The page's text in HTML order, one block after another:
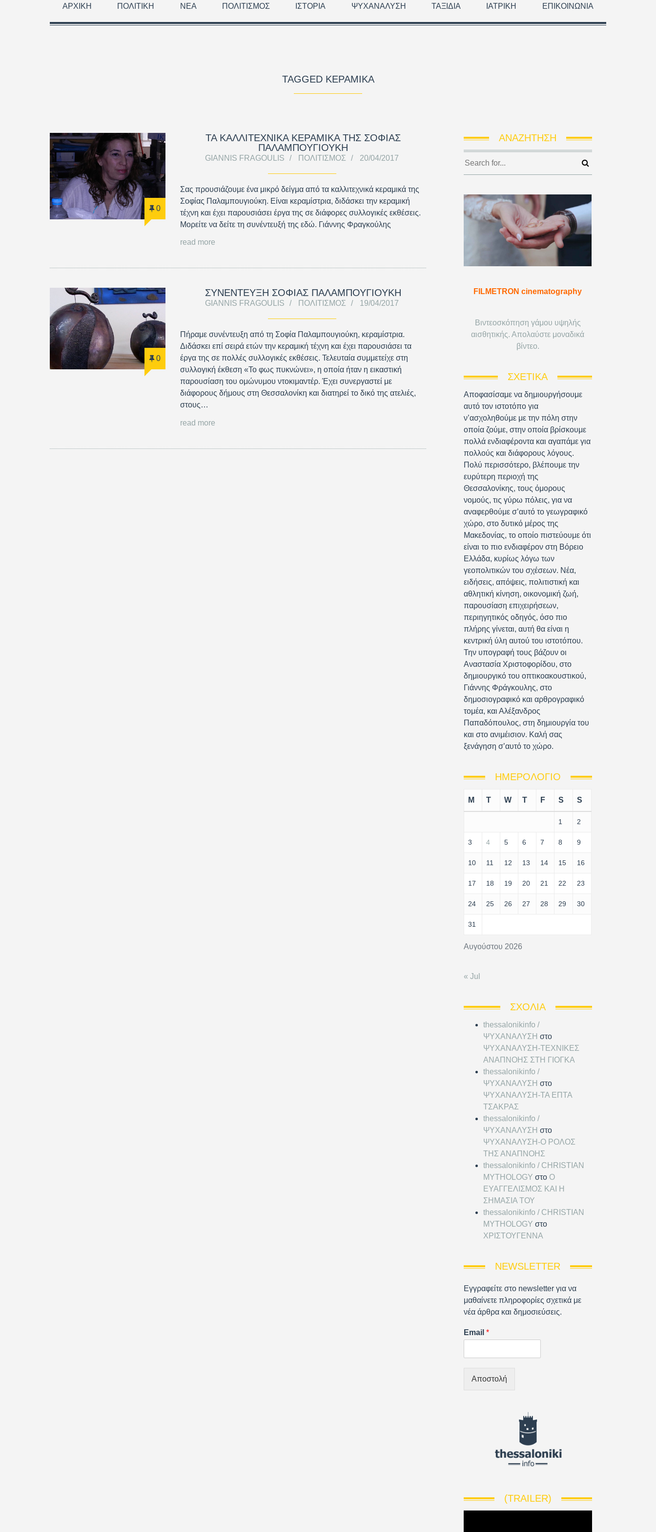
ΑΡΧΙΚΉ ΠΟΛΙΤΙΚΉ ΝΈΑ ΠΟΛΙΤΙΣΜΌΣ ΙΣΤΟΡΊΑ ΨΥΧΑΝΆΛΥΣΗ ΤΑΞΊΔΙΑ ΙΑΤΡΙΚΉ ΕΠΙΚΟΙΝΩΝΊΑ
TAGGED ΚΕΡΑΜΙΚΆ
0
ΤΑ ΚΑΛΛΙΤΕΧΝΙΚΑ ΚΕΡΑΜΙΚΑ ΤΗΣ ΣΟΦΙΑΣ
ΠΑΛΑΜΠΟΥΓΙΟΥΚΗ
GIANNIS FRAGOULIS ΠΟΛΙΤΙΣΜΌΣ 20/04/2017
Σας προυσιάζουμε ένα μικρό δείγμα από τα καλλιτεχνικά κεραμικά της
Σοφίας Παλαμπουγιούκη. Είναι κεραμίστρια, διδάσκει την κεραμική
τέχνη και έχει παρουσιάσει έργα της σε διάφορες συλλογικές εκθέσεις.
Μορείτε να δείτε τη συνέντευξή της εδώ. Γιάννης Φραγκούλης
read more
0
ΣΥΝΕΝΤΕΥΞΗ ΣΟΦΙΑΣ ΠΑΛΑΜΠΟΥΓΙΟΥΚΗ
GIANNIS FRAGOULIS ΠΟΛΙΤΙΣΜΌΣ 19/04/2017
Πήραμε συνέντευξη από τη Σοφία Παλαμπουγιούκη, κεραμίστρια.
Διδάσκει επί σειρά ετών την κεραμική τέχνη και έχει παρουσιάσει τα
έργα της σε πολλές συλλογικές εκθέσεις. Τελευταία συμμετείχε στη
συλλογική έκθεση «Το φως πυκνώνει», η οποία ήταν η εικαστική
παρουσίαση του ομώνυμου ντοκιμαντέρ. Έχει συνεργαστεί με
διάφορους δήμους στη Θεσσαλονίκη και διατηρεί το δικό της ατελιές,
στους…
read more
ΑΝΑΖΉΤΗΣΗ
FILMETRON cinematography
Βιντεοσκόπηση γάμου υψηλής
αισθητικής. Απολαύστε μοναδικά
βίντεο.
ΣΧΕΤΙΚΆ
Αποφασίσαμε να δημιουργήσουμε
αυτό τον ιστοτόπο για
ν’ασχοληθούμε με την πόλη στην
οποία ζούμε, στην οποία βρίσκουμε
πολλά ενδιαφέροντα και αγαπάμε για
πολλούς και διάφορους λόγους.
Πολύ περισσότερο, βλέπουμε την
ευρύτερη περιοχή της
Θεσσαλονίκης, τους όμορους
νομούς, τις γύρω πόλεις, για να
αναφερθούμε σ’αυτό το γεωγραφικό
χώρο, στο δυτικό μέρος της
Μακεδονίας, το οποίο πιστεύουμε ότι
είναι το πιο ενδιαφέρον στη Βόρειο
Ελλάδα, κυρίως λόγω των
γεοπολιτικών του σχέσεων. Νέα,
ειδήσεις, απόψεις, πολιτιστική και
αθλητική κίνηση, οικονομική ζωή,
παρουσίαση επιχειρήσεων,
περιηγητικός οδηγός, όσο πιο
πλήρης γίνεται, αυτή θα είναι η
κεντρική ύλη αυτού του ιστοτόπου.
Την υπογραφή τους βάζουν οι
Αναστασία Χριστοφορίδου, στο
δημιουργικό του οπτικοακουστικού,
Γιάννης Φράγκουλης, στο
δημοσιογραφικό και αρθρογραφικό
τομέα, και Αλέξανδρος
Παπαδόπουλος, στη δημιουργία του
και στο ανιμέισιον. Καλή σας
ξενάγηση σ’αυτό το χώρο.
ΗΜΕΡΟΛΌΓΙΟ
Αυγούστου 2026
M T W T F S S
1 2
3 4 5 6 7 8 9
10 11 12 13 14 15 16
17 18 19 20 21 22 23
24 25 26 27 28 29 30
31
« Jul
ΣΧΌΛΙΑ
thessalonikinfo /
ΨΥΧΑΝΑΛΥΣΗ στο
ΨΥΧΑΝΑΛΥΣΗ-ΤΕΧΝΙΚΕΣ
ΑΝΑΠΝΟΗΣ ΣΤΗ ΓΙΟΓΚΑ
thessalonikinfo /
ΨΥΧΑΝΑΛΥΣΗ στο
ΨΥΧΑΝΑΛΥΣΗ-ΤΑ ΕΠΤΑ
ΤΣΑΚΡΑΣ
thessalonikinfo /
ΨΥΧΑΝΑΛΥΣΗ στο
ΨΥΧΑΝΑΛΥΣΗ-Ο ΡΟΛΟΣ
ΤΗΣ ΑΝΑΠΝΟΗΣ
thessalonikinfo / CHRISTIAN
MYTHOLOGY στο Ο
ΕΥΑΓΓΕΛΙΣΜΟΣ ΚΑΙ Η
ΣΗΜΑΣΙΑ ΤΟΥ
thessalonikinfo / CHRISTIAN
MYTHOLOGY στο
ΧΡΙΣΤΟΥΓΕΝΝΑ
NEWSLETTER
Εγγραφείτε στο newsletter για να
μαθαίνετε πληροφορίες σχετικά με
νέα άρθρα και δημοσιεύσεις.
Email*
Αποστολή
(TRAILER)